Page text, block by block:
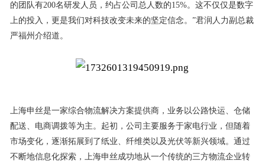
的团队有200名研发人员，约占公司总人数的15%。这不仅仅是数字
上的投入，更是我们对科技改变未来的坚定信念。”君润人力副总裁
严福州介绍道。
上海申丝是一家综合物流解决方案提供商，业务以公路快运、仓储
配送、电商调拨等为主。起初，公司主要服务于家电行业，但随着
市场变化，逐渐拓展到了纸业、纤维类以及光伏等新兴领域。通过
不断地信息化探索，上海申丝成功地从一个传统的三方物流企业转